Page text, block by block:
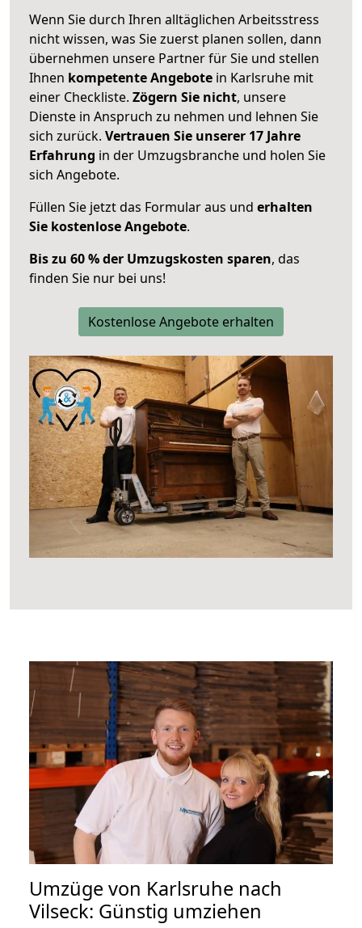
Wenn Sie durch Ihren alltäglichen Arbeitsstress
nicht wissen, was Sie zuerst planen sollen, dann
übernehmen unsere Partner für Sie und stellen
Ihnen kompetente Angebote in Karlsruhe mit
einer Checkliste. Zögern Sie nicht, unsere
Dienste in Anspruch zu nehmen und lehnen Sie
sich zurück. Vertrauen Sie unserer 17 Jahre
Erfahrung in der Umzugsbranche und holen Sie
sich Angebote.
Füllen Sie jetzt das Formular aus und erhalten
Sie kostenlose Angebote.
Bis zu 60 % der Umzugskosten sparen, das
finden Sie nur bei uns!
Kostenlose Angebote erhalten
Umzüge von Karlsruhe nach
Vilseck: Günstig umziehen